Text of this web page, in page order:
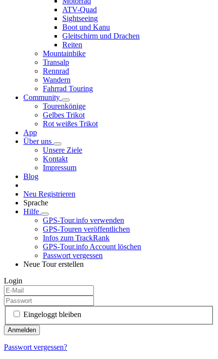
ATV-Quad
Sightseeing
Boot und Kanu
Gleitschirm und Drachen
Reiten
Mountainbike
Transalp
Rennrad
Wandern
Fahrrad Touring
Community
Tourenkönige
Gelbes Trikot
Rot weißes Trikot
App
Über uns
Unsere Ziele
Kontakt
Impressum
Blog
Neu Registrieren
Sprache
Hilfe
GPS-Tour.info verwenden
GPS-Touren veröffentlichen
Infos zum TrackRank
GPS-Tour.info Account löschen
Passwort vergessen
Neue Tour erstellen
Login
Eingeloggt bleiben
Passwort vergessen?